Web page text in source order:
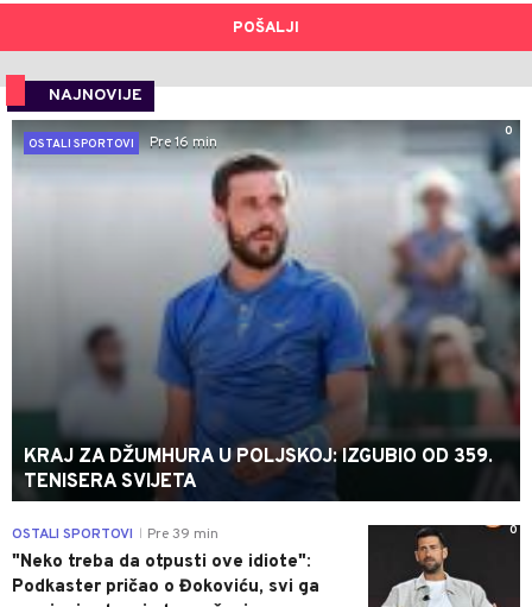
POŠALJI
NAJNOVIJE
0
OSTALI SPORTOVI
Pre 16 min
KRAJ ZA DŽUMHURA U POLJSKOJ: IZGUBIO OD 359.
TENISERA SVIJETA
0
OSTALI SPORTOVI Pre 39 min
"Neko treba da otpusti ove idiote":
Podkaster pričao o Đokoviću, svi ga